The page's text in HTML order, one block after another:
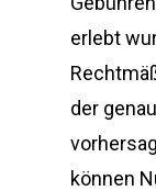
erlebt
der
können